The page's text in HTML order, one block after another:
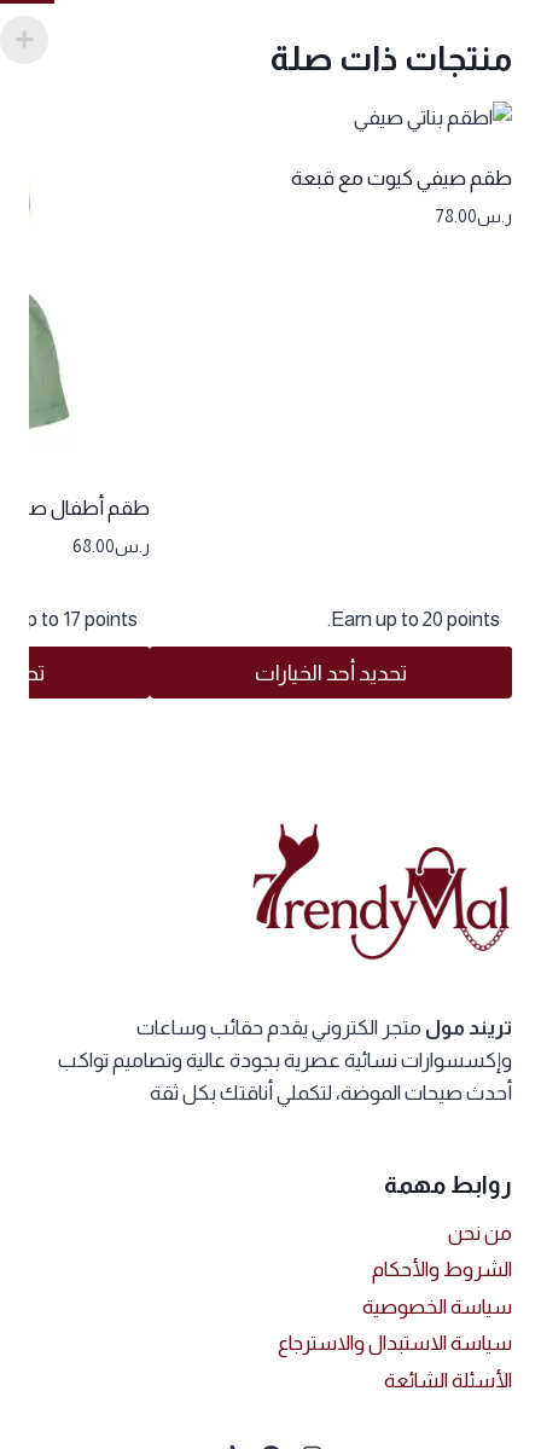
منتجات ذات صلة
طقم صيفي كيوت مع قبعة
ر.س78.00
Earn up to 20 points.
تحديد أحد الخيارات
المختلفة
المنتج.
يمكن
على
صفحة
المنتج
طقم أطفال صيفي
ر.س68.00
up to 17 points.
على
صفحة
تريند مول متجر الكتروني يقدم حقائب وساعات
وإكسسوارات نسائية عصرية بجودة عالية وتصاميم تواكب
أحدث صيحات الموضة، لتكملي أناقتك بكل ثقة
روابط مهمة
من نحن
الشروط والأحكام
سياسة الخصوصية
سياسة الاستبدال والاسترجاع
الأسئلة الشائعة